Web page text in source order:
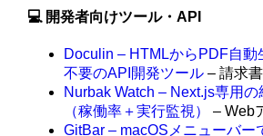
💻 開発者向けツール・API
Doculin – HTMLからPDF自動
不要のAPI開発ツール – 請求
Nurbak Watch – Next.js専用
（稼働率＋実行監視）
– Web
GitBar – macOSメニューバー